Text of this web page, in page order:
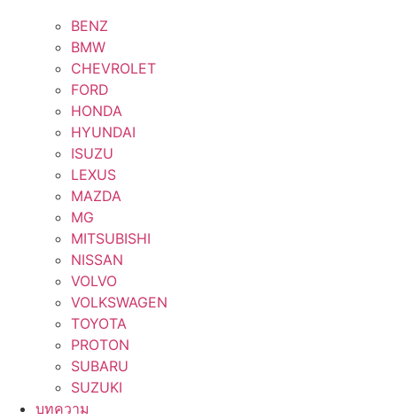
BENZ
BMW
CHEVROLET
FORD
HONDA
HYUNDAI
ISUZU
LEXUS
MAZDA
MG
MITSUBISHI
NISSAN
VOLVO
VOLKSWAGEN
TOYOTA
PROTON
SUBARU
SUZUKI
บทความ